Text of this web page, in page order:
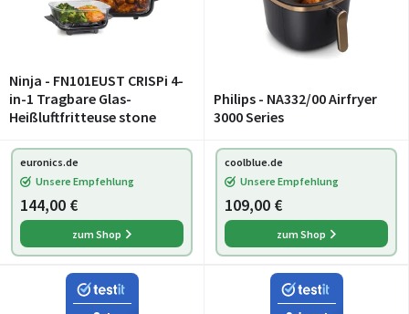
Ninja - FN101EUST CRISPi 4-
in-1 Tragbare Glas-
Heißluftfritteuse stone
Philips - NA332/00 Airfryer
3000 Series
euronics.de
Unsere Empfehlung
144,00 €
zum Shop
coolblue.de
Unsere Empfehlung
109,00 €
zum Shop